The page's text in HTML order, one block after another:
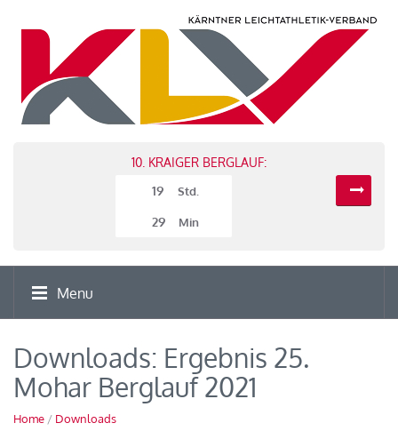
10. KRAIGER BERGLAUF:
19
Std.
29 Min
Menu
Downloads: Ergebnis 25.
Mohar Berglauf 2021
Home / Downloads